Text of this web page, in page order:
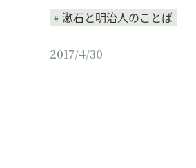
漱石と明治人のことば
2017/4/30